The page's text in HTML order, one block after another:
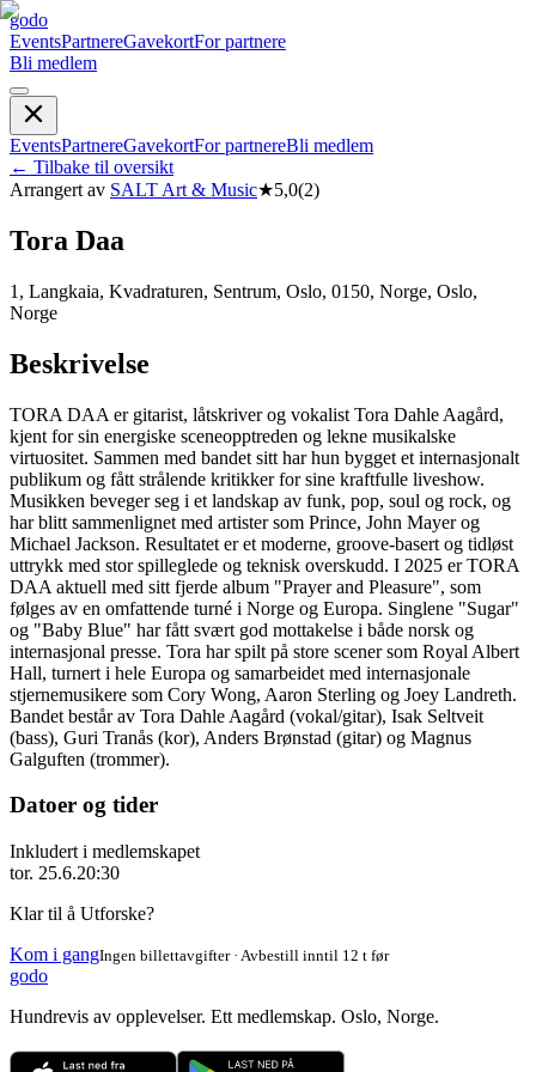
godo
EventsPartnereGavekortFor partnere
Bli medlem
EventsPartnereGavekortFor partnereBli medlem
← Tilbake til oversikt
Arrangert av SALT Art & Music★5,0(2)
Tora Daa
1, Langkaia, Kvadraturen, Sentrum, Oslo, 0150, Norge, Oslo,
Norge
Beskrivelse
TORA DAA er gitarist, låtskriver og vokalist Tora Dahle Aagård,
kjent for sin energiske sceneopptreden og lekne musikalske
virtuositet. Sammen med bandet sitt har hun bygget et internasjonalt
publikum og fått strålende kritikker for sine kraftfulle liveshow.
Musikken beveger seg i et landskap av funk, pop, soul og rock, og
har blitt sammenlignet med artister som Prince, John Mayer og
Michael Jackson. Resultatet er et moderne, groove-basert og tidløst
uttrykk med stor spilleglede og teknisk overskudd. I 2025 er TORA
DAA aktuell med sitt fjerde album "Prayer and Pleasure", som
følges av en omfattende turné i Norge og Europa. Singlene "Sugar"
og "Baby Blue" har fått svært god mottakelse i både norsk og
internasjonal presse. Tora har spilt på store scener som Royal Albert
Hall, turnert i hele Europa og samarbeidet med internasjonale
stjernemusikere som Cory Wong, Aaron Sterling og Joey Landreth.
Bandet består av Tora Dahle Aagård (vokal/gitar), Isak Seltveit
(bass), Guri Tranås (kor), Anders Brønstad (gitar) og Magnus
Galguften (trommer).
Datoer og tider
Inkludert i medlemskapet
tor. 25.6.20:30
Klar til å Utforske?
Kom i gangIngen billettavgifter · Avbestill inntil 12 t før
godo
Hundrevis av opplevelser. Ett medlemskap. Oslo, Norge.